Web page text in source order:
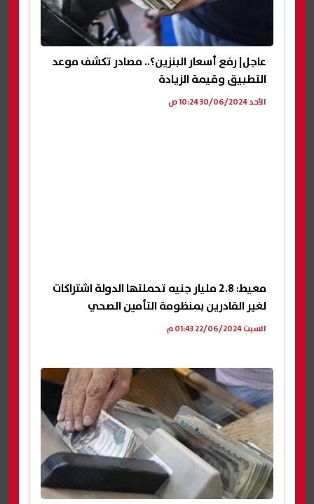
عاجل| رفع أسعار البنزين؟.. مصادر تكشف موعد
التطبيق وقيمة الزيادة
الأحد 30/06/2024 10:24 ص
معيط: 2.8 مليار جنيه تحملتها الدولة اشتراكات
لغير القادرين بمنظومة التأمين الصحي
السبت 22/06/2024 01:43 م